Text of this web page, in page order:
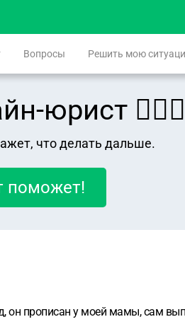
Вопросы Решить мою
юрист 👨🏻‍⚖️
что делать дальше.
поможет!
прописан у моей мамы, сам